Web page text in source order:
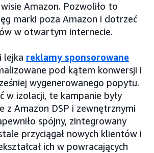
Amazon. Pozwoliło to
marki poza Amazon i dotrzeć
w otwartym internecie.
lejka reklamy sponsorowane
pod kątem konwersji i
wygenerowanego popytu.
w izolacji, te kampanie były
z Amazon DSP i zewnętrznymi
spójny, zintegrowany
przyciągał nowych klientów i
ich w powracających